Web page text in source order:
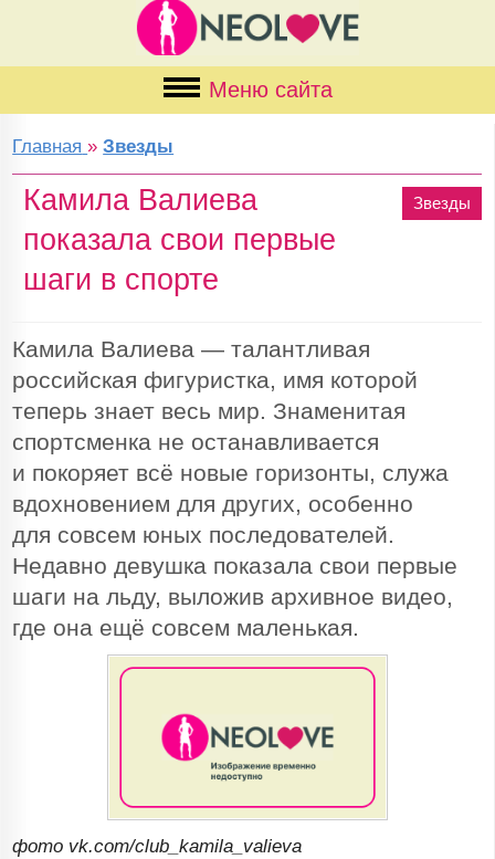
Меню сайта
Главная »Звезды
Звезды
Камила Валиева
показала свои первые
шаги в спорте
Камила Валиева — талантливая
российская фигуристка, имя которой
теперь знает весь мир. Знаменитая
спортсменка не останавливается
и покоряет всё новые горизонты, служа
вдохновением для других, особенно
для совсем юных последователей.
Недавно девушка показала свои первые
шаги на льду, выложив архивное видео,
где она ещё совсем маленькая.
фото vk.com/club_kamila_valieva